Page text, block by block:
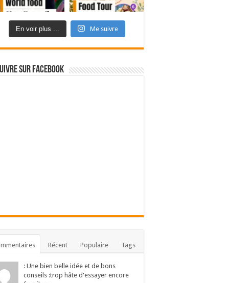
En voir plus ... Me suivre
sur Facebook
Récent Populaire Tags
: Une bien belle idée et de bons
conseils :trop hâte d'essayer encore